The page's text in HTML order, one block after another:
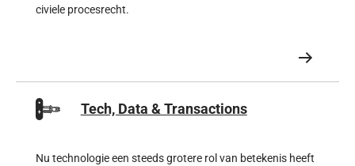
civiele procesrecht.
Tech, Data & Transactions
Nu technologie een steeds grotere rol van betekenis heeft